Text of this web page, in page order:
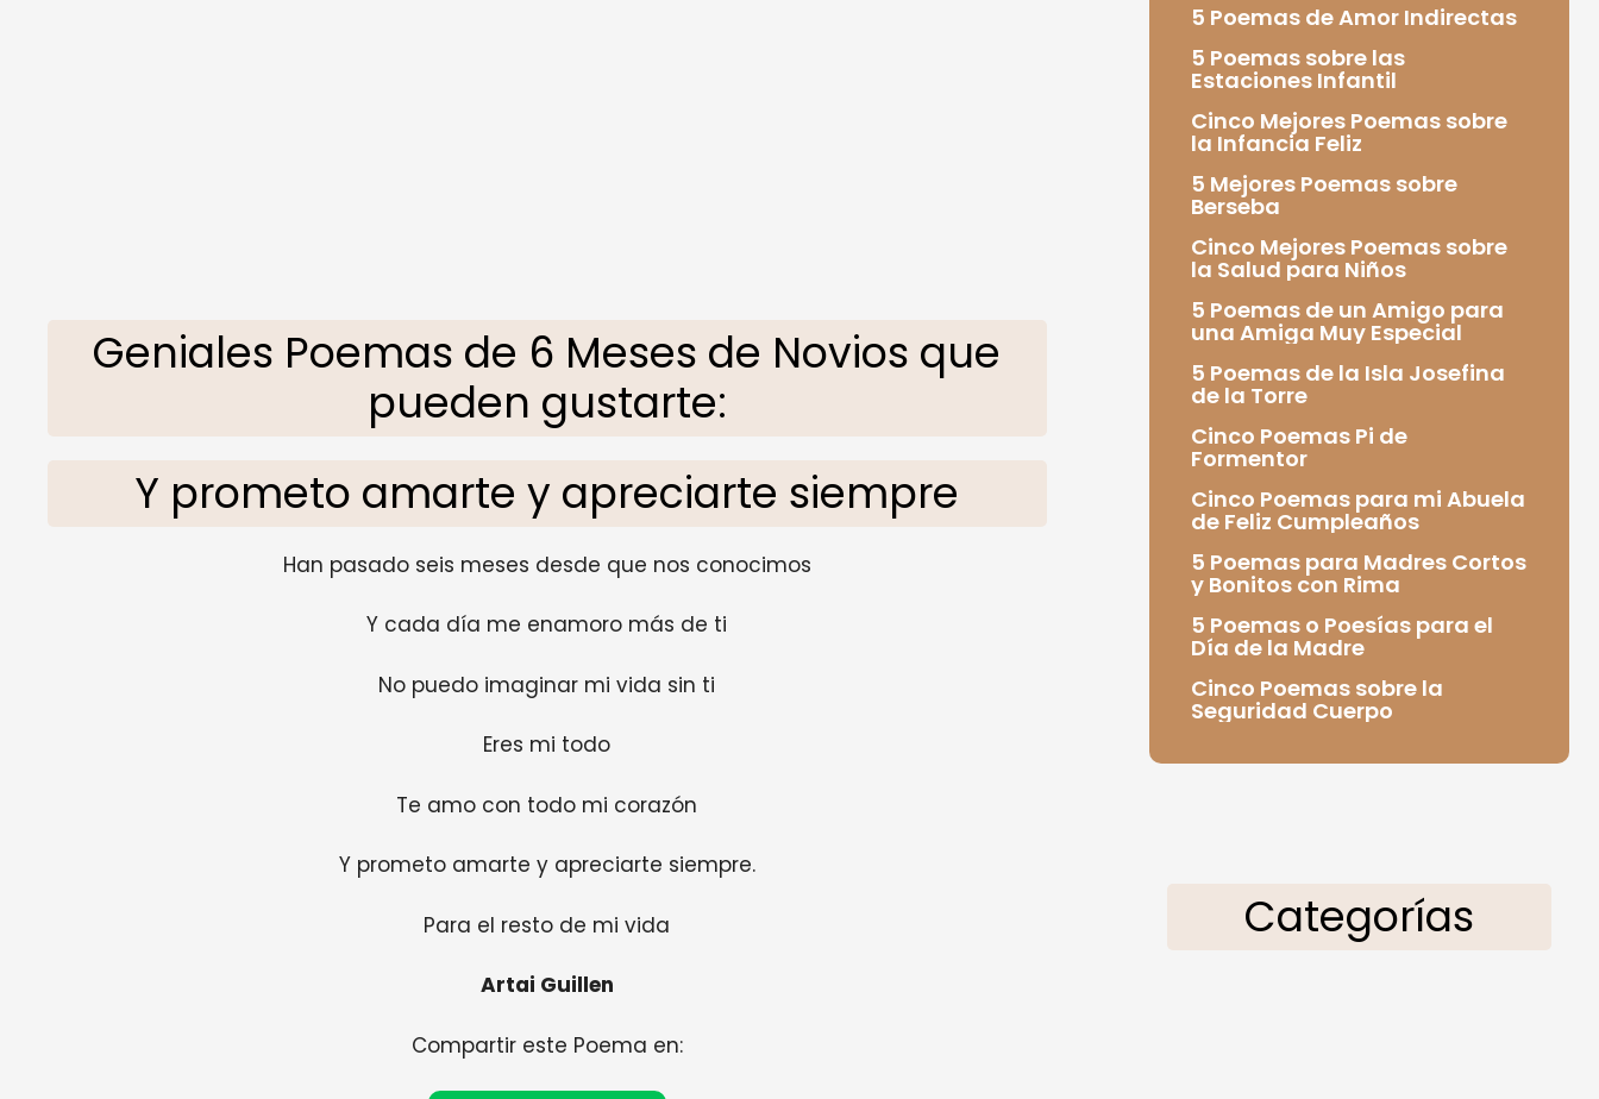
Geniales Poemas de 6 Meses de Novios que
pueden gustarte:
Y prometo amarte y apreciarte siempre
Han pasado seis meses desde que nos conocimos
Y cada día me enamoro más de ti
No puedo imaginar mi vida sin ti
Eres mi todo
Te amo con todo mi corazón
Y prometo amarte y apreciarte siempre.
Para el resto de mi vida
Artai Guillen
Compartir este Poema en:
5 Poemas de Amor Indirectas
5 Poemas sobre las
Estaciones Infantil
Cinco Mejores Poemas sobre
la Infancia Feliz
5 Mejores Poemas sobre
Berseba
Cinco Mejores Poemas sobre
la Salud para Niños
5 Poemas de un Amigo para
una Amiga Muy Especial
5 Poemas de la Isla Josefina
de la Torre
Cinco Poemas Pi de
Formentor
Cinco Poemas para mi Abuela
de Feliz Cumpleaños
5 Poemas para Madres Cortos
y Bonitos con Rima
5 Poemas o Poesías para el
Día de la Madre
Cinco Poemas sobre la
Seguridad Cuerpo
Categorías